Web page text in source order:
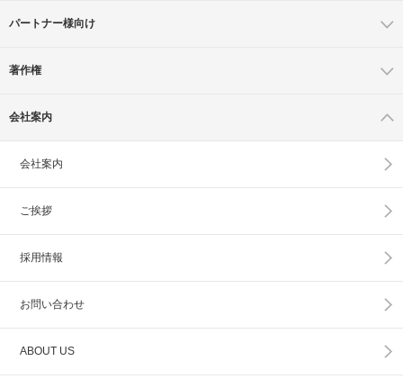
パートナー様向け
著作権
会社案内
会社案内
ご挨拶
採用情報
お問い合わせ
ABOUT US